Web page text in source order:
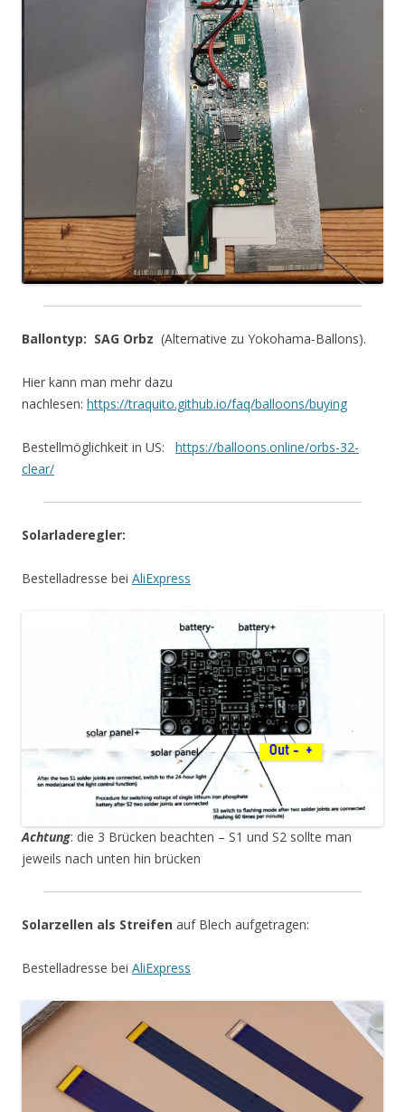
Ballontyp: SAG Orbz (Alternative zu Yokohama-Ballons).
Hier kann man mehr dazu
nachlesen: https://traquito.github.io/faq/balloons/buying
Bestellmöglichkeit in US: https://balloons.online/orbs-32-
clear/
Solarladeregler:
Bestelladresse bei AliExpress
Achtung: die 3 Brücken beachten – S1 und S2 sollte man
jeweils nach unten hin brücken
Solarzellen als Streifen auf Blech aufgetragen:
Bestelladresse bei AliExpress